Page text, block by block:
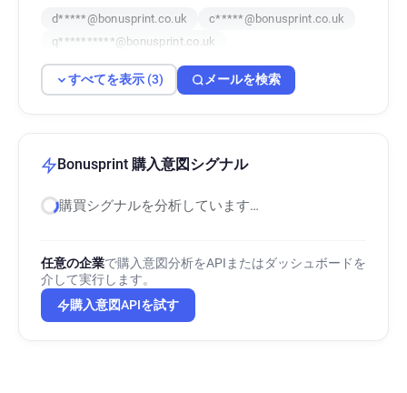
d*****@bonusprint.co.uk
c*****@bonusprint.co.uk
q**********@bonusprint.co.uk
すべてを表示 (3) メールを検索
Bonusprint 購入意図シグナル
購買シグナルを分析しています…
任意の企業で購入意図分析をAPIまたはダッシュボードを
介して実行します。
購入意図APIを試す